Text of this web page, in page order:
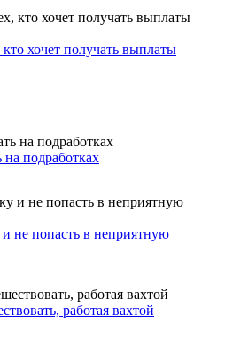
хочет получать выплаты
подработках
не попасть в неприятную
работая вахтой